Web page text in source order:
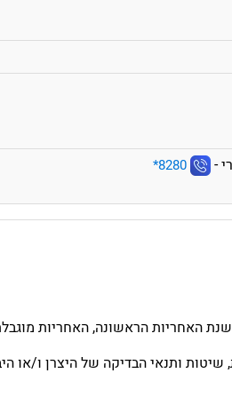
-
‎*8280
האחריות הראשונה, האחריות
ותנאי הבדיקה של היצרן ו/או